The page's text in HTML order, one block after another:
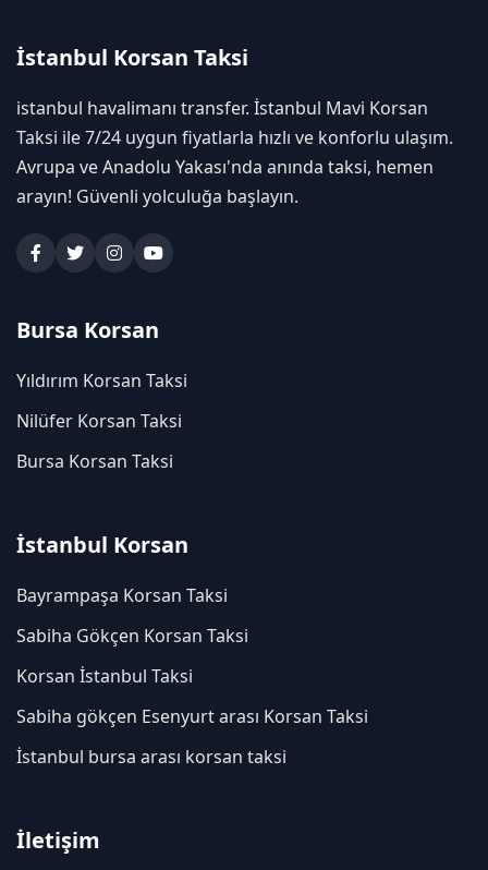
İstanbul Korsan Taksi
istanbul havalimanı transfer. İstanbul Mavi Korsan
Taksi ile 7/24 uygun fiyatlarla hızlı ve konforlu ulaşım.
Avrupa ve Anadolu Yakası'nda anında taksi, hemen
arayın! Güvenli yolculuğa başlayın.
Bursa Korsan
Yıldırım Korsan Taksi
Nilüfer Korsan Taksi
Bursa Korsan Taksi
İstanbul Korsan
Bayrampaşa Korsan Taksi
Sabiha Gökçen Korsan Taksi
Korsan İstanbul Taksi
Sabiha gökçen Esenyurt arası Korsan Taksi
İstanbul bursa arası korsan taksi
İletişim